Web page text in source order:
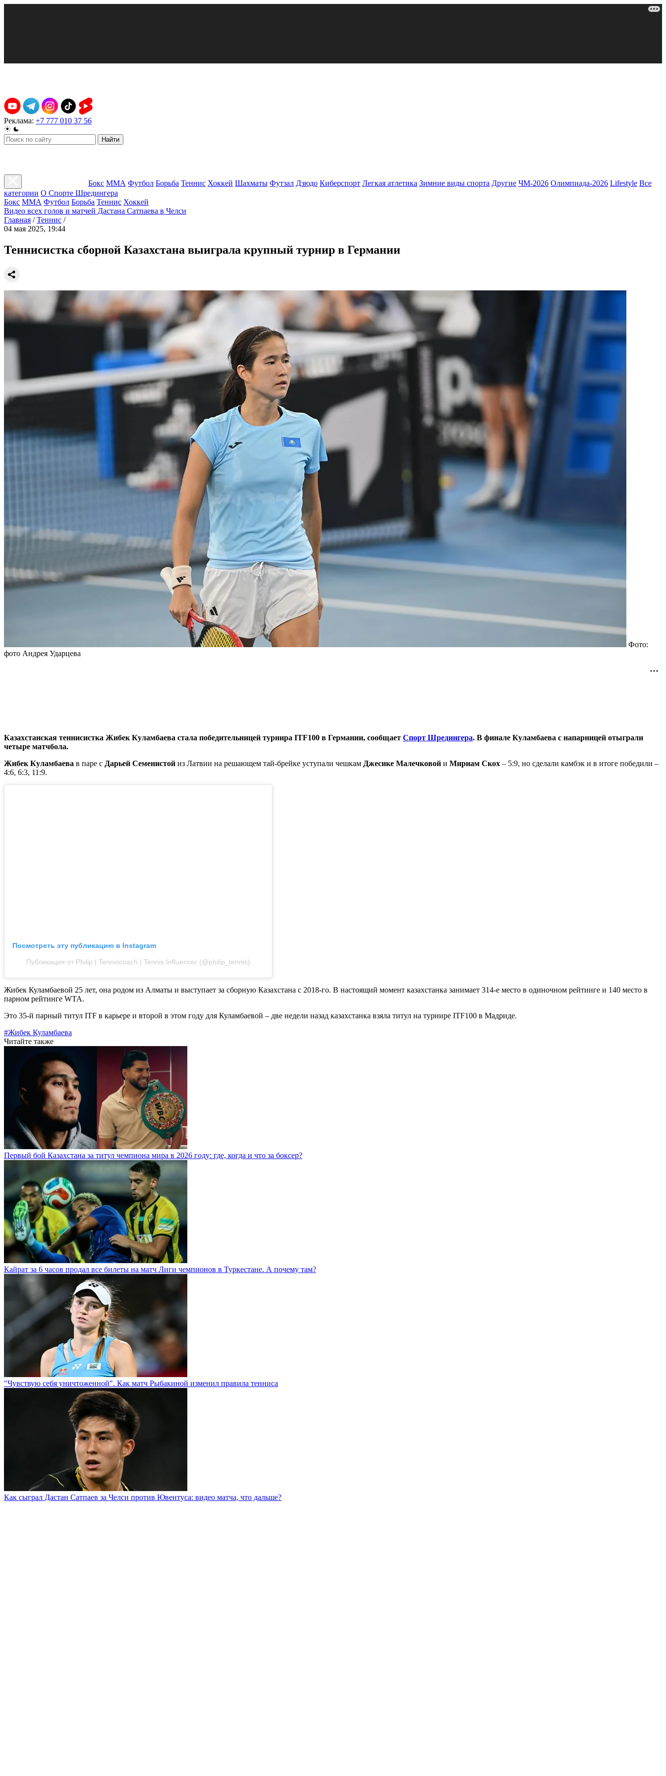
Реклама: +7 777 010 37 56
Найти
Бокс ММА Футбол Борьба Теннис Хоккей Шахматы Футзал Дзюдо Киберспорт Легкая атлетика Зимние виды спорта Другие ЧМ-2026 Олимпиада-2026 Lifestyle Все
категории О Спорте Шредингера
Бокс ММА Футбол Борьба Теннис Хоккей
Видео всех голов и матчей Дастана Сатпаева в Челси
Главная / Теннис /
04 мая 2025, 19:44
Теннисистка сборной Казахстана выиграла крупный турнир в Германии
Фото:
фото Андрея Ударцева
Казахстанская теннисистка Жибек Куламбаева стала победительницей турнира ITF100 в Германии, сообщает Спорт Шредингера. В финале Куламбаева с напарницей отыграли
четыре матчбола.
Жибек Куламбаева в паре с Дарьей Семенистой из Латвии на решающем тай-брейке уступали чешкам Джесике Малечковой и Мириам Скох – 5:9, но сделали камбэк и в итоге победили –
4:6, 6:3, 11:9.
Посмотреть эту публикацию в Instagram
Публикация от Philip | Tenniscoach | Tennis Influencer (@philip_tennis)
Жибек Куламбаевой 25 лет, она родом из Алматы и выступает за сборную Казахстана с 2018-го. В настоящий момент казахстанка занимает 314-е место в одиночном рейтинге и 140 место в
парном рейтинге WTA.
Это 35-й парный титул ITF в карьере и второй в этом году для Куламбаевой – две недели назад казахстанка взяла титул на турнире ITF100 в Мадриде.
#Жибек Куламбаева
Читайте также
Первый бой Казахстана за титул чемпиона мира в 2026 году: где, когда и что за боксер?
Кайрат за 6 часов продал все билеты на матч Лиги чемпионов в Туркестане. А почему там?
"Чувствую себя уничтоженной". Как матч Рыбакиной изменил правила тенниса
Как сыграл Дастан Сатпаев за Челси против Ювентуса: видео матча, что дальше?